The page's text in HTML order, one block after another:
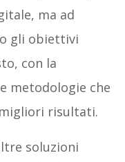
ma ad
gli obiettivi
con la
metodologie che
risultati.
soluzioni